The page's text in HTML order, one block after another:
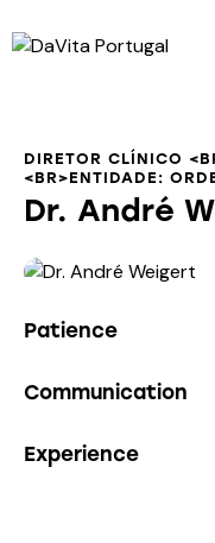
DIRETOR CLÍNICO
<BR>ENTIDADE:
Dr. André
Patience
Communication
Experience